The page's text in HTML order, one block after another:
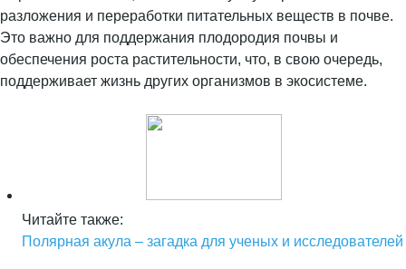
разложения и переработки питательных веществ в почве.
Это важно для поддержания плодородия почвы и
обеспечения роста растительности, что, в свою очередь,
поддерживает жизнь других организмов в экосистеме.
Читайте также:
Полярная акула – загадка для ученых и исследователей